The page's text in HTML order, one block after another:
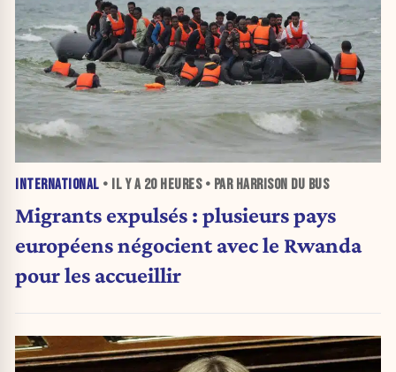
INTERNATIONAL • IL Y A 20 HEURES• PAR HARRISON DU BUS
Migrants expulsés : plusieurs pays
européens négocient avec le Rwanda
pour les accueillir